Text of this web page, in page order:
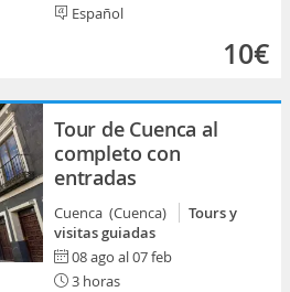
Español
10€
Tour de Cuenca al
completo con
entradas
Cuenca (Cuenca)
Tours y
visitas guiadas
08 ago al 07 feb
3 horas